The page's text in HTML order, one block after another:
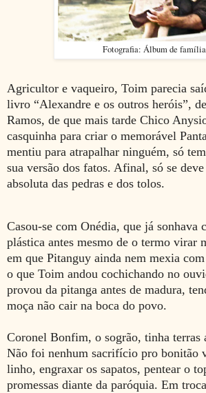
Fotografia: Álbum de família
Agricultor e vaqueiro, Toim parecia
livro “Alexandre e os outros heróis”,
Ramos, de que mais tarde Chico
casquinha para criar o memorável
mentiu para atrapalhar ninguém, só
sua versão dos fatos. Afinal, só se
absoluta das pedras e dos tolos.
Casou-se com Onédia, que já sonhava
plástica antes mesmo de o termo virar
em que Pitanguy ainda nem mexia
o que Toim andou cochichando no
provou da pitanga antes de madura,
moça não cair na boca do povo.
Coronel Bonfim, o sogrão, tinha terras
Não foi nenhum sacrifício pro bonitão
linho, engraxar os sapatos, pentear o
promessas diante da paróquia. Em